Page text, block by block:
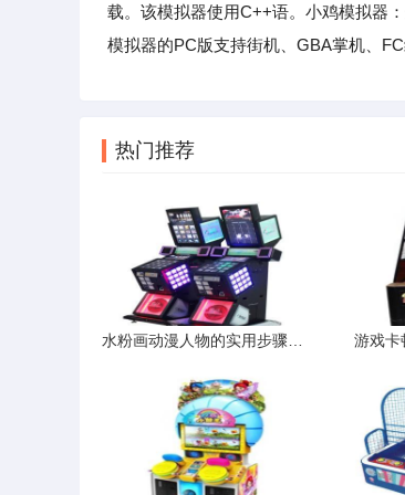
载。该模拟器使用C++语。小鸡模拟器
模拟器的PC版支持街机、GBA掌机、FC
热门推荐
游戏卡